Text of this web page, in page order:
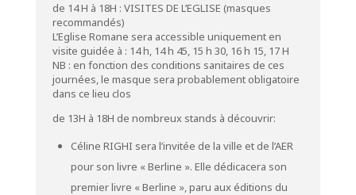
de 14 H à 18H : VISITES DE L’EGLISE (masques
recommandés)
L’Eglise Romane sera accessible uniquement en
visite guidée à : 14 h, 14 h 45, 15 h 30, 16 h 15, 17 H
NB : en fonction des conditions sanitaires de ces
journées, le masque sera probablement obligatoire
dans ce lieu clos
de 13H à 18H de nombreux stands à découvrir:
Céline RIGHI sera l’invitée de la ville et de l’AER
pour son livre « Berline ». Elle dédicacera son
premier livre « Berline », paru aux éditions du